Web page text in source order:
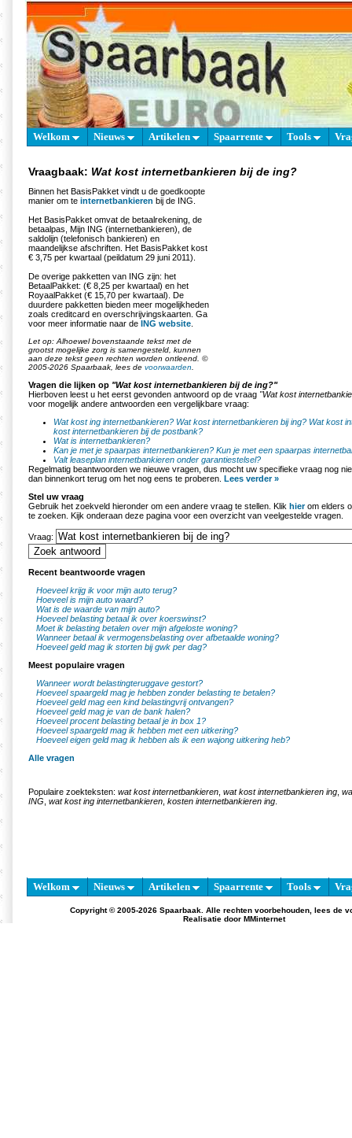
Welkom Nieuws Artikelen Spaarrente Tools
Vraagbaak: Wat kost internetbankieren bij de ing?
Binnen het BasisPakket vindt u de goedkoopte
manier om te internetbankieren bij de ING.
Het BasisPakket omvat de betaalrekening, de
betaalpas, Mijn ING (internetbankieren), de
saldolijn (telefonisch bankieren) en
maandelijkse afschriften. Het BasisPakket kost
€ 3,75 per kwartaal (peildatum 29 juni 2011).
De overige pakketten van ING zijn: het
BetaalPakket: (€ 8,25 per kwartaal) en het
RoyaalPakket (€ 15,70 per kwartaal). De
duurdere pakketten bieden meer mogelijkheden
zoals creditcard en overschrijvingskaarten. Ga
voor meer informatie naar de ING website
Let op: Alhoewel bovenstaande tekst met de
grootst mogelijke zorg is samengesteld, kunnen
aan deze tekst geen rechten worden ontleend. ©
2005-2026 Spaarbaak, lees de voorwaarden
Vragen die lijken op "Wat kost internetbankieren bij de ing?"
Hierboven leest u het eerst gevonden antwoord op de vraag "Wat kost
voor mogelijk andere antwoorden een vergelijkbare vraag:
Wat kost ing internetbankieren? Wat kost internetbankieren bij ing? Wat kost
kost internetbankieren bij de postbank?
Wat is internetbankieren?
Kan je met je spaarpas internetbankieren? Kun je met een spaarpas
Valt leaseplan internetbankieren onder garantiestelsel?
Regelmatig beantwoorden we nieuwe vragen, dus mocht uw specifieke vraag nog
dan binnenkort terug om het nog eens te proberen. Lees verder »
Stel uw vraag
Gebruik het zoekveld hieronder om een andere vraag te stellen. Klik hierom elders
te zoeken. Kijk onderaan deze pagina voor een overzicht van veelgestelde vragen.
Vraag:
Recent beantwoorde vragen
Hoeveel krijg ik voor mijn auto terug?
Hoeveel is mijn auto waard?
Wat is de waarde van mijn auto?
Hoeveel belasting betaal ik over koerswinst?
Moet ik belasting betalen over mijn afgeloste woning?
Wanneer betaal ik vermogensbelasting over afbetaalde woning?
Hoeveel geld mag ik storten bij gwk per dag?
Meest populaire vragen
Wanneer wordt belastingteruggave gestort?
Hoeveel spaargeld mag je hebben zonder belasting te betalen?
Hoeveel geld mag een kind belastingvrij ontvangen?
Hoeveel geld mag je van de bank halen?
Hoeveel procent belasting betaal je in box 1?
Hoeveel spaargeld mag ik hebben met een uitkering?
Hoeveel eigen geld mag ik hebben als ik een wajong uitkering heb?
Alle vragen
Populaire zoekteksten: wat kost internetbankieren wat kost internetbankieren ing
ING wat kost ing internetbankieren kosten internetbankieren ing
Welkom Nieuws Artikelen Spaarrente Tools
Copyright © 2005-2026 Spaarbaak. Alle rechten voorbehouden, lees de
Realisatie door MMinternet